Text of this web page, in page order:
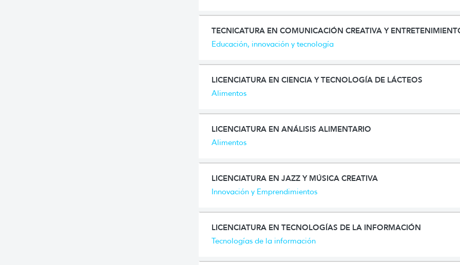
TECNICATURA EN COMUNICACIÓN CREATIVA Y
Educación, innovación y tecnología
LICENCIATURA EN CIENCIA Y TECNOLOGÍA DE LÁCTEOS
Alimentos
LICENCIATURA EN ANÁLISIS ALIMENTARIO
Alimentos
LICENCIATURA EN JAZZ Y MÚSICA CREATIVA
Innovación y Emprendimientos
LICENCIATURA EN TECNOLOGÍAS DE LA INFORMACIÓN
Tecnologías de la información